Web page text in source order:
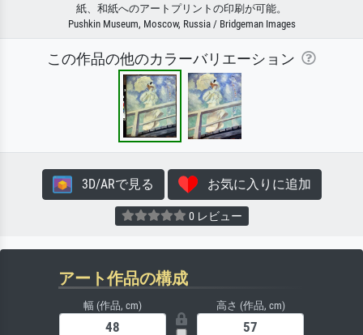
紙、和紙へのアートプリントの印刷が可能。
Pushkin Museum, Moscow, Russia / Bridgeman Images
この作品の他のカラーバリエーション
3D/ARで見る お気に入りに追加
0 レビュー
アート作品の構成
幅 (作品, cm) 高さ (作品, cm)